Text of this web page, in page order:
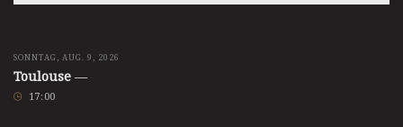
SONNTAG, AUG. 9, 2026
Toulouse —
17: 00